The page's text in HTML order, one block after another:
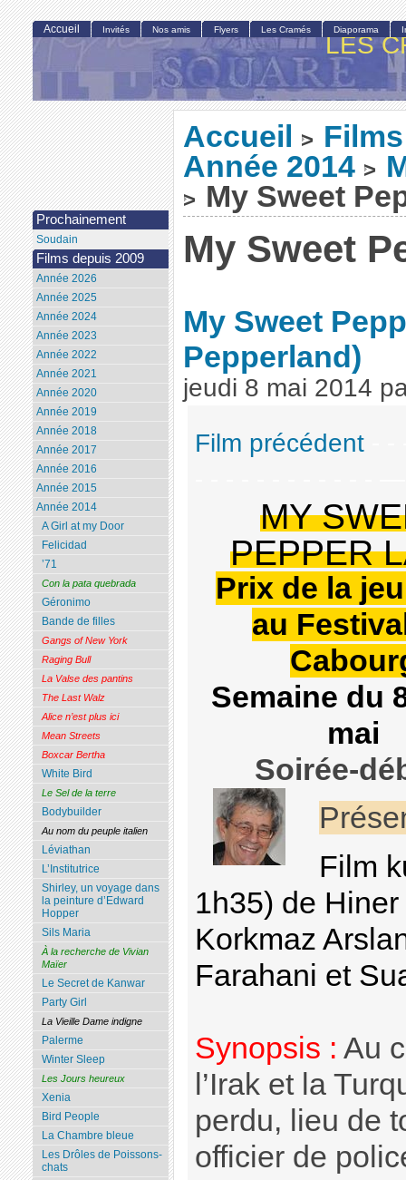
LES
Accueil >
Année 2014 >
> My Sweet
My Sweet
My Sweet
Pepperland)
jeudi 8 mai 2014
Film précédent
MY
PEPPER
Prix de la
au
Semaine du
mai
Soirée-
Film
1h35) de
Korkmaz
Farahani et
Synopsis : Au
l’Irak et la
perdu, lieu de
officier de
Accueil Invités Nos amis Flyers Les Cramés Diaporama
Prochainement
Soudain
Films depuis 2009
Année 2026
Année 2025
Année 2024
Année 2023
Année 2022
Année 2021
Année 2020
Année 2019
Année 2018
Année 2017
Année 2016
Année 2015
Année 2014
A Girl at my Door
Felicidad
’71
Con la pata quebrada
Géronimo
Bande de filles
Gangs of New York
Raging Bull
La Valse des pantins
The Last Walz
Alice n’est plus ici
Mean Streets
Boxcar Bertha
White Bird
Le Sel de la terre
Bodybuilder
Au nom du peuple italien
Léviathan
L’Institutrice
Shirley, un voyage dans
la peinture d’Edward
Hopper
Sils Maria
À la recherche de Vivian
Maïer
Le Secret de Kanwar
Party Girl
La Vieille Dame indigne
Palerme
Winter Sleep
Les Jours heureux
Xenia
Bird People
La Chambre bleue
Les Drôles de Poissons-
chats